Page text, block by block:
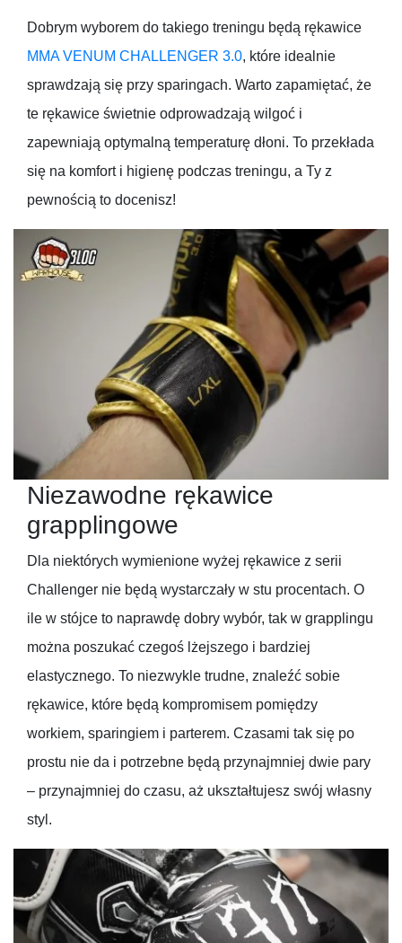
Dobrym wyborem do takiego treningu będą rękawice
MMA VENUM CHALLENGER 3.0, które idealnie
sprawdzają się przy sparingach. Warto zapamiętać, że
te rękawice świetnie odprowadzają wilgoć i
zapewniają optymalną temperaturę dłoni. To przekłada
się na komfort i higienę podczas treningu, a Ty z
pewnością to docenisz!
Niezawodne rękawice
grapplingowe
Dla niektórych wymienione wyżej rękawice z serii
Challenger nie będą wystarczały w stu procentach. O
ile w stójce to naprawdę dobry wybór, tak w grapplingu
można poszukać czegoś lżejszego i bardziej
elastycznego. To niezwykle trudne, znaleźć sobie
rękawice, które będą kompromisem pomiędzy
workiem, sparingiem i parterem. Czasami tak się po
prostu nie da i potrzebne będą przynajmniej dwie pary
– przynajmniej do czasu, aż ukształtujesz swój własny
styl.